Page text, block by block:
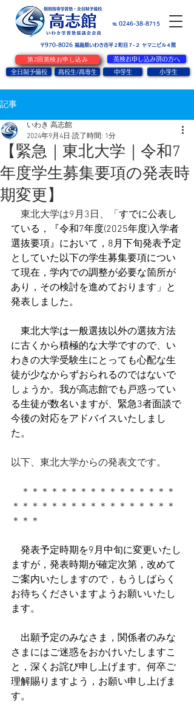
℡ 0246-38-8715
〒970-8026 ​福島県いわき市平２町目７-２ ヤマニビル４階
全日制予備校 高校生/高専生 中学生 小学生
英検お申し込み済の方へ
第2回英検お申し込み
記事
【緊急｜東北大学｜令和7
年度学生募集要項の発表時
期変更】
いわき 高志館
2024年9月4日 読了時間: 1分
東北大学は9月3日、「 すでに公表し
ている，『令和7年度(2025年度)入学者
選抜要項』において，8月下旬発表予定
としていた以下の学生募集要項につい
て現在，学内での調整が必要な箇所が
あり，その検討を進めております」と
発表しました。
東北大学は一般選抜以外の選抜方法
に古くから積極的な大学ですので、い
わきの大学受験生にとっても心配な生
徒が少なからずおられるのではないで
しょうか。我が高志館でも戸惑ってい
る生徒が数名いますが、緊急3者面談で
今後の対応をアドバイスいたしまし
た。
以下、東北大学からの発表文です。
＊＊＊＊＊＊＊＊＊＊＊＊＊＊＊＊
＊＊＊＊＊＊＊＊＊＊＊＊＊＊＊＊＊
＊＊＊
発表予定時期を9月中旬に変更いたし
ますが，発表時期が確定次第，改めて
ご案内いたしますので，もうしばらく
お待ちくださいますようお願いいたし
ます。
出願予定のみなさま，関係者のみな
さまにはご迷惑をおかけいたしますこ
と，深くお詫び申し上げます。何卒ご
理解賜りますよう，お願い申し上げま
す。